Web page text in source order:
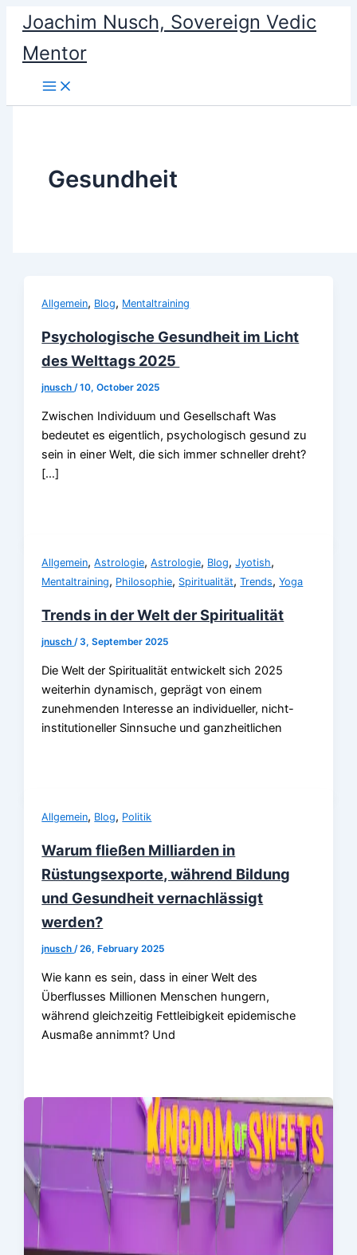
content
Joachim Nusch, Sovereign Vedic
Mentor
Gesundheit
Allgemein, Blog, Mentaltraining
Psychologische Gesundheit im Licht
des Welttags 2025
jnusch/10, October 2025
Zwischen Individuum und Gesellschaft Was
bedeutet es eigentlich, psychologisch gesund zu
sein in einer Welt, die sich immer schneller dreht?
[…]
Allgemein,Astrologie,Astrologie, Blog,Jyotish,
Mentaltraining, Philosophie, Spiritualität,Trends,Yoga
Trends in der Welt der Spiritualität
jnusch/3, September 2025
Die Welt der Spiritualität entwickelt sich 2025
weiterhin dynamisch, geprägt von einem
zunehmenden Interesse an individueller, nicht-
institutioneller Sinnsuche und ganzheitlichen
Allgemein, Blog, Politik
Warum fließen Milliarden in
Rüstungsexporte, während Bildung
und Gesundheit vernachlässigt
werden?
jnusch/26, February 2025
Wie kann es sein, dass in einer Welt des
Überflusses Millionen Menschen hungern,
während gleichzeitig Fettleibigkeit epidemische
Ausmaße annimmt? Und